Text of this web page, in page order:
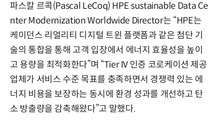
파스칼 르콕(Pascal LeCoq) HPE sustainable Data Ce
nter Modernization Worldwide Director는 “HPE는
케이던스 리얼리티 디지털 트윈 플랫폼과 같은 첨단 기
술의 통합을 통해 고객 입장에서 에너지 효율성을 높이
고 용량을 최적화한다”며 “Tier IV 인증 코로케이션 제공
업체가 서비스 수준 목표를 충족하면서 경쟁력 있는 에
너지 비용을 보장하는 동시에 환경 성과를 개선하고 탄
소 방출량을 감축해왔다”고 말했다.